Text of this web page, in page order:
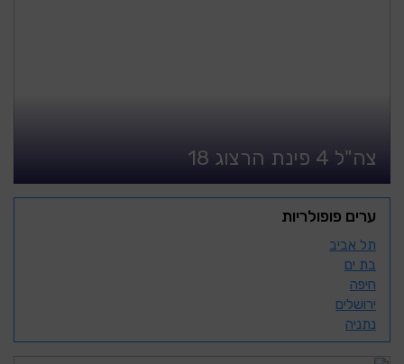
צה"ל 4 פינת הרצוג 18
ערים פופולריות
תל אביב
בת ים
חיפה
ירושלים
נתניה